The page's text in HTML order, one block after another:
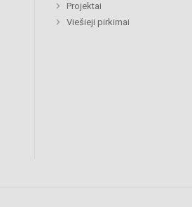
Projektai
Viešieji pirkimai